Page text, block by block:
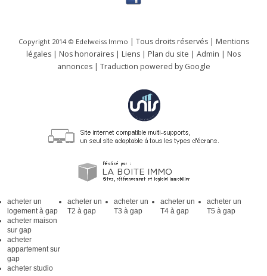
Copyright 2014 © Edelweiss Immo | Tous droits réservés | Mentions
légales | Nos honoraires | Liens | Plan du site | Admin | Nos
annonces| Traduction powered by Google
acheter un
logement à gap
acheter maison
sur gap
acheter
appartement sur
gap
acheter studio
acheter un
T2 à gap
acheter un
T3 à gap
acheter un
T4 à gap
acheter un
T5 à gap